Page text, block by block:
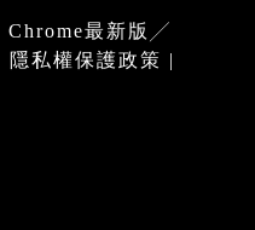
Chrome最新版╱
隱私權保護政策 |